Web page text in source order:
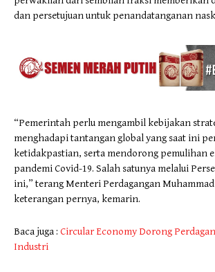
dan persetujuan untuk penandatanganan
“Pemerintah perlu mengambil kebijakan
menghadapi tantangan global yang saat ini
ketidakpastian, serta mendorong pemulihan
pandemi Covid-19. Salah satunya melalui
ini,” terang Menteri Perdagangan
keterangan pernya, kemarin.
Baca juga : Circular Economy Dorong
Industri